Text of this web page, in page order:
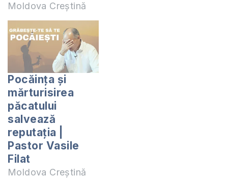
Moldova Creștină
Pocăința și
mărturisirea
păcatului
salvează
reputația |
Pastor Vasile
Filat
Moldova Creștină